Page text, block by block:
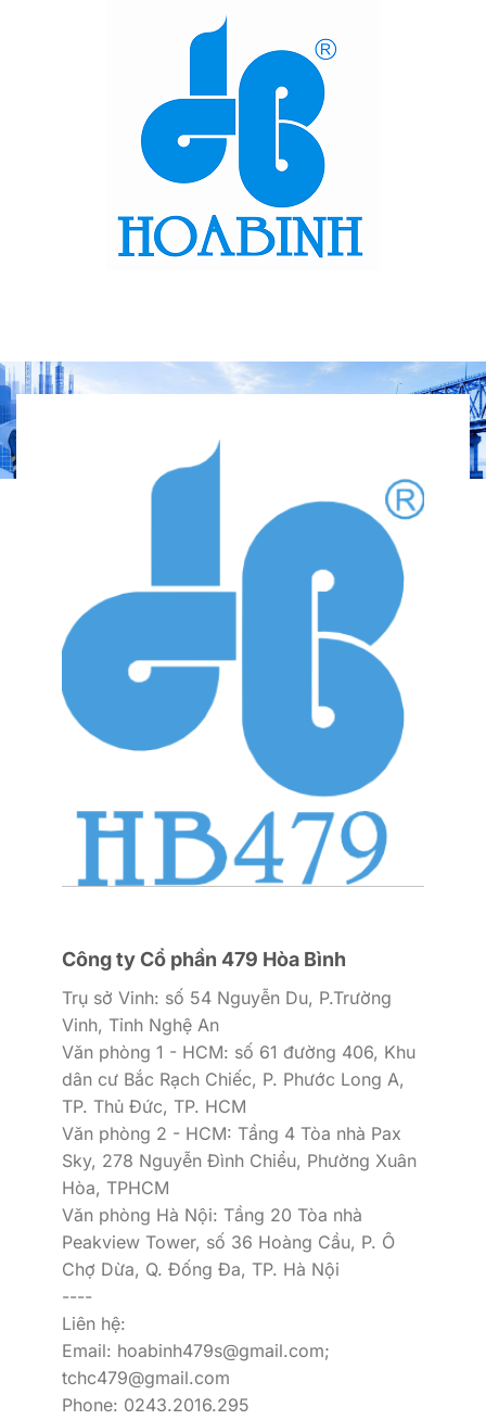
Công ty Cổ phần 479 Hòa Bình
Trụ sở Vinh: số 54 Nguyễn Du, P.Trường
Vinh, Tỉnh Nghệ An
Văn phòng 1 - HCM: số 61 đường 406, Khu
dân cư Bắc Rạch Chiếc, P. Phước Long A,
TP. Thủ Đức, TP. HCM
Văn phòng 2 - HCM: Tầng 4 Tòa nhà Pax
Sky, 278 Nguyễn Đình Chiểu, Phường Xuân
Hòa, TPHCM
Văn phòng Hà Nội: Tầng 20 Tòa nhà
Peakview Tower, số 36 Hoàng Cầu, P. Ô
Chợ Dừa, Q. Đống Đa, TP. Hà Nội
----
Liên hệ:
Email: hoabinh479s@gmail.com;
tchc479@gmail.com
Phone: 0243.2016.295